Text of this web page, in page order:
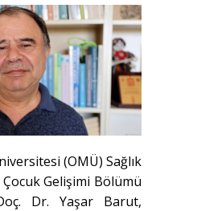
(OMÜ) Sağlık
Gelişimi Bölümü
Dr. Yaşar Barut,